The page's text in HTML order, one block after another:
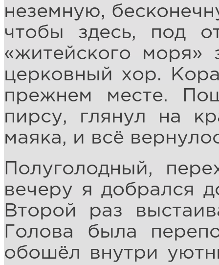
неземную,
чтобы здесь, под
«житейского моря»
церковный хор.
прежнем месте.
пирсу, глянул на
маяка, и всё
Полуголодный,
вечеру я добрался
Второй раз
Голова была
обошёл внутри